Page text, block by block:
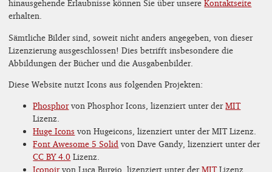
hinausgehende Erlaubnisse können Sie über unsereKontaktseite
erhalten.
Sämtliche Bilder sind, soweit nicht anders angegeben, von dieser
Lizenzierung ausgeschlossen! Dies betrifft insbesondere die
Abbildungen der Bücher und die Ausgabenbilder.
Diese Website nutzt Icons aus folgenden Projekten:
Phosphorvon Phosphor Icons, lizenziert unter derMIT
Lizenz.
Huge Icons von Hugeicons, lizenziert unter der MIT Lizenz.
Font Awesome 5 Solid von Dave Gandy, lizenziert unter der
CC BY 4.0 Lizenz.
Iconoirvon Luca Burgio, lizenziert unter derMITLizenz.